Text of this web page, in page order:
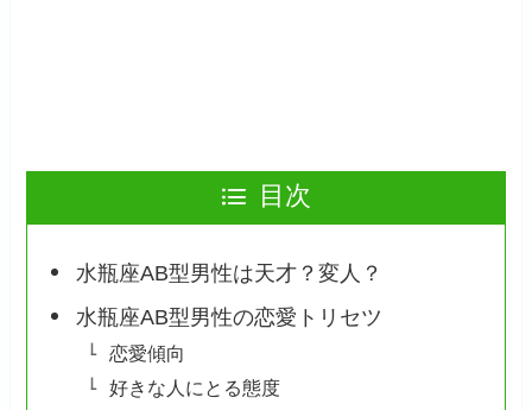
目次
水瓶座AB型男性は天才？変人？
水瓶座AB型男性の恋愛トリセツ
恋愛傾向
好きな人にとる態度